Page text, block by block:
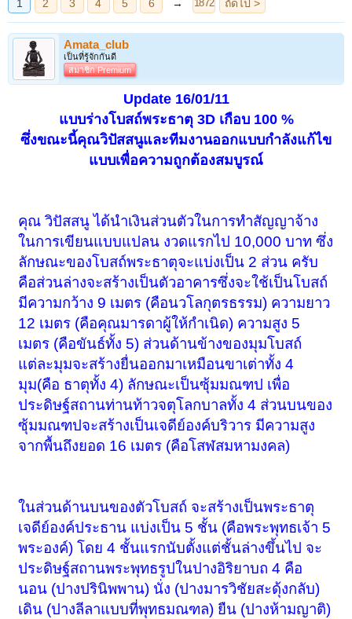
Amata_club
เป็นที่รู้จักกันดี
สมาชิก Premium
Update 16/01/11
แบบร่างโบสถ์พระธาตุ 3D เกือบ 100 %
ซึ่งขณะนี้คุณวิปัสสนูและทีมงานออกแบบกำลังแก้ไข
แบบเพื่อความถูกต้องสมบูรณ์
คุณ วิปัสสนู ได้นำเงินส่วนตัวในการทำสัญญาจ้าง
ในการเขียนแบบแปลน งวดแรกไป 10,000 บาท ซึ่ง
ลักษณะของโบสถ์พระธาตุจะแบ่งเป็น 2 ส่วน ครับ
คือส่วนล่างจะสร้างเป็นตัวอาคารซึ่งจะใช้เป็นโบสถ์
มีความกว้าง 9 เมตร (คือนวโลกุตรธรรม) ความยาว
12 เมตร (คือคุณมารดาผู้ให้กำเนิด) ความสูง 5
เมตร (คือขันธ์ทั้ง 5) ส่วนด้านข้างของมุมโบสถ์
แต่ละมุมจะสร้างยื่นออกมาเหมือนขาเต่าทั้ง 4
มุม(คือ ธาตุทั้ง 4) ลักษณะเป็นซุ้มมณฑป เพื่อ
ประดิษฐ์สถานท่านท้าวจตุโลกบาลทั้ง 4 ส่วนบนของ
ซุ้มมณฑปจะสร้างเป็นเจดีย์องค์บริวาร มีความสูง
จากพื้นถึงยอด 16 เมตร (คือโสฬสมหามงคล)
ในส่วนด้านบนของตัวโบสถ์ จะสร้างเป็นพระธาตุ
เจดีย์องค์ประธาน แบ่งเป็น 5 ชั้น (คือพระพุทธเจ้า 5
พระองค์) โดย 4 ชั้นแรกนับตั้งแต่ชั้นล่างขึ้นไป จะ
ประดิษฐ์สถานพระพุทธรูปในปางอิริยาบถ 4 คือ
นอน (ปางปรินิพพาน) นั่ง (ปางมารวิชัยสะดุ้งกลับ)
เดิน (ปางลีลาแบบที่พุทธมณฑล) ยืน (ปางห้ามญาติ)